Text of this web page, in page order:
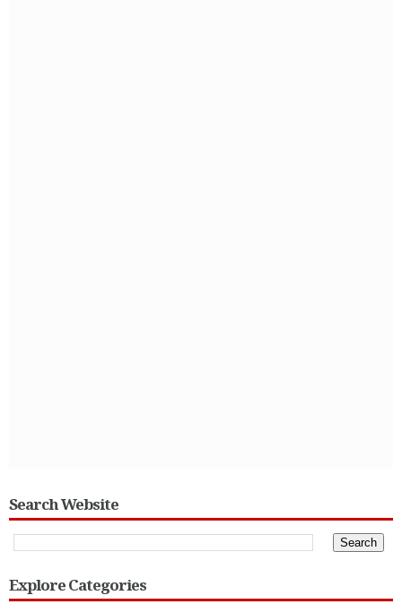
Search Website
Explore Categories